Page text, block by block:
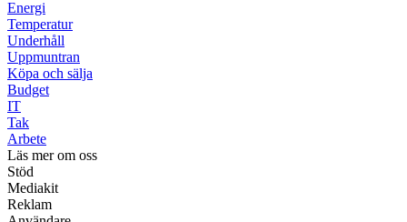
Energi
Temperatur
Underhåll
Uppmuntran
Köpa och sälja
Budget
IT
Tak
Arbete
Läs mer om oss
Stöd
Mediakit
Reklam